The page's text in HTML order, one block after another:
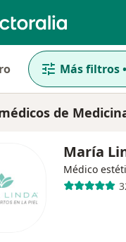
Más filtros•
de
María
Médico